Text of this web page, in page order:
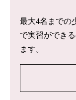
最大4名までの
で実習ができ
ます。